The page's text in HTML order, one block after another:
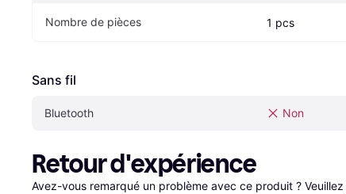
Nombre de pièces 1 pcs
Sans fil
Bluetooth Non
Retour d'expérience
Avez-vous remarqué un problème avec ce produit ? Veuillez